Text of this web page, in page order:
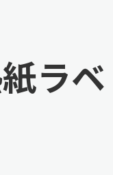
ラベ